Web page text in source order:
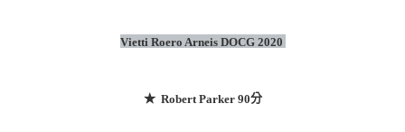
Vietti Roero Arneis DOCG 2020
★Robert Parker 90分